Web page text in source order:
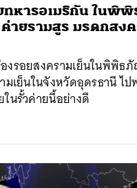
ทหารอเมริกัน ในพิ
ายรามสูร มรดกสง
งรอยสงครามเย็นในพิพิธ
มเย็นในจังหวัดอุดรธานี ไ
นรั้วค่ายนี้อย่างดี